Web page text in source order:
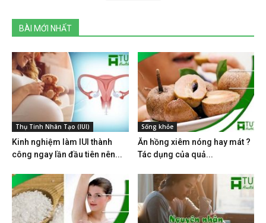
BÀI MỚI NHẤT
Thụ Tinh Nhân Tạo (IUI)
Kinh nghiệm làm IUI thành
công ngay lần đầu tiên nên...
Sống khỏe
Ăn hồng xiêm nóng hay mát ?
Tác dụng của quả...